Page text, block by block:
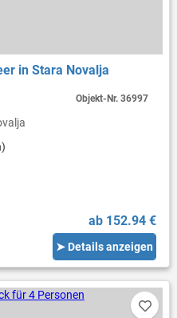
in Stara Novalja
ab 152.94 €
➤ Details anzeigen
Objekt-Nr.36997